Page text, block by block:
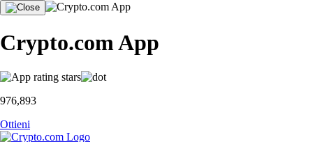
Crypto.com App
976,893
Ottieni